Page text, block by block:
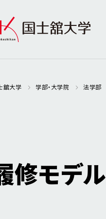
舘大学 学部・大学院 法学部
修モデル